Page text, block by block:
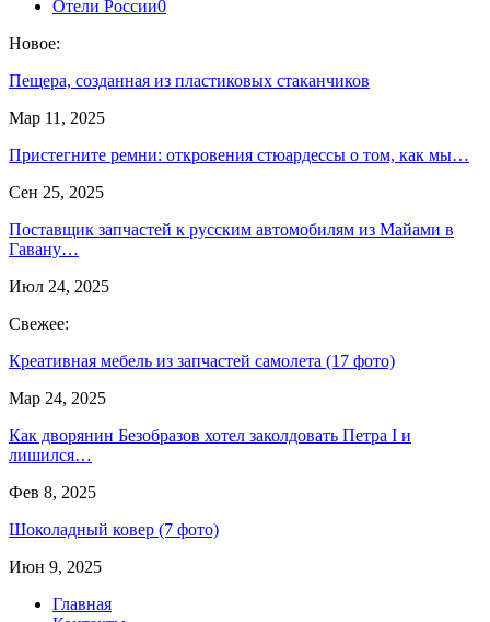
Отели России0
Новое:
Пещера, созданная из пластиковых стаканчиков
Мар 11, 2025
Пристегните ремни: откровения стюардессы о том, как мы…
Сен 25, 2025
Поставщик запчастей к русским автомобилям из Майами в
Гавану…
Июл 24, 2025
Свежее:
Креативная мебель из запчастей самолета (17 фото)
Мар 24, 2025
Как дворянин Безобразов хотел заколдовать Петра I и
лишился…
Фев 8, 2025
Шоколадный ковер (7 фото)
Июн 9, 2025
Главная